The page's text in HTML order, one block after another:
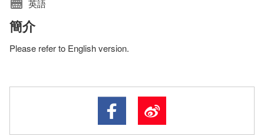
英語
簡介
Please refer to English version.